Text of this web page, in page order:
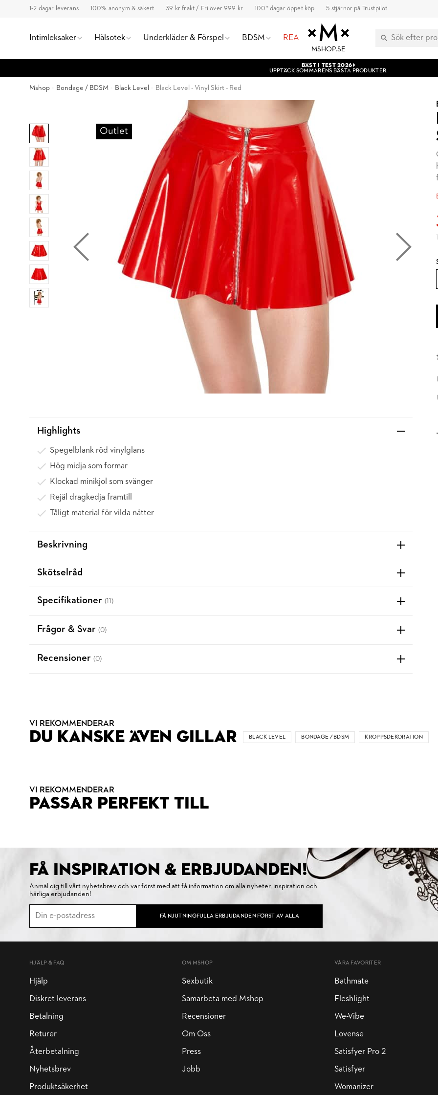
1-2 dagar leverans 100% anonym & säkert 39 kr frakt / Fri över 999 kr 100* dagar öppet köp 5 stjärnor på Trustpilot
Intimleksaker Hälsotek Underkläder & Förspel BDSM REA
MSHOP.SE
BÄST I TEST 2026
UPPTÄCK SOMMARENS BÄSTA PRODUKTER.
Mshop Bondage / BDSM Black Level Black Level - Vinyl Skirt - Red
Outlet
Highlights
Spegelblank röd vinylglans
Hög midja som formar
Klockad minikjol som svänger
Rejäl dragkedja framtill
Tåligt material för vilda nätter
Beskrivning
Skötselråd
Specifikationer (11)
Frågor & Svar (0)
Recensioner (0)
VI REKOMMENDERAR
DU KANSKE ÄVEN GILLAR BLACK LEVEL BONDAGE / BDSM KROPPSDEKORATION
VI REKOMMENDERAR
PASSAR PERFEKT TILL
FÅ INSPIRATION & ERBJUDANDEN!
Anmäl dig till vårt nyhetsbrev och var först med att få information om alla nyheter, inspiration och
härliga erbjudanden!
FÅ NJUTNINGFULLA ERBJUDANDEN FÖRST AV ALLA
HJÄLP & FAQ
Hjälp
Diskret leverans
Betalning
Returer
Återbetalning
Nyhetsbrev
Produktsäkerhet
OM MSHOP
Sexbutik
Samarbeta med Mshop
Recensioner
Om Oss
Press
Jobb
VÅRA FAVORITER
Bathmate
Fleshlight
We-Vibe
Lovense
Satisfyer Pro 2
Satisfyer
Womanizer